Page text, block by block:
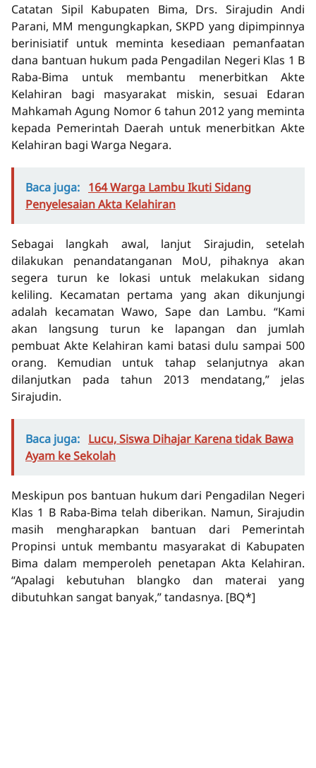
Catatan Sipil Kabupaten Bima, Drs. Sirajudin Andi
Parani, MM mengungkapkan, SKPD yang dipimpinnya
berinisiatif untuk meminta kesediaan pemanfaatan
dana bantuan hukum pada Pengadilan Negeri Klas 1 B
Raba-Bima untuk membantu menerbitkan Akte
Kelahiran bagi masyarakat miskin, sesuai Edaran
Mahkamah Agung Nomor 6 tahun 2012 yang meminta
kepada Pemerintah Daerah untuk menerbitkan Akte
Kelahiran bagi Warga Negara.
Baca juga: 164 Warga Lambu Ikuti Sidang
Penyelesaian Akta Kelahiran
Sebagai langkah awal, lanjut Sirajudin, setelah
dilakukan penandatanganan MoU, pihaknya akan
segera turun ke lokasi untuk melakukan sidang
keliling. Kecamatan pertama yang akan dikunjungi
adalah kecamatan Wawo, Sape dan Lambu. “Kami
akan langsung turun ke lapangan dan jumlah
pembuat Akte Kelahiran kami batasi dulu sampai 500
orang. Kemudian untuk tahap selanjutnya akan
dilanjutkan pada tahun 2013 mendatang,” jelas
Sirajudin.
Baca juga: Lucu, Siswa Dihajar Karena tidak Bawa
Ayam ke Sekolah
Meskipun pos bantuan hukum dari Pengadilan Negeri
Klas 1 B Raba-Bima telah diberikan. Namun, Sirajudin
masih mengharapkan bantuan dari Pemerintah
Propinsi untuk membantu masyarakat di Kabupaten
Bima dalam memperoleh penetapan Akta Kelahiran.
“Apalagi kebutuhan blangko dan materai yang
dibutuhkan sangat banyak,” tandasnya. [BQ*]